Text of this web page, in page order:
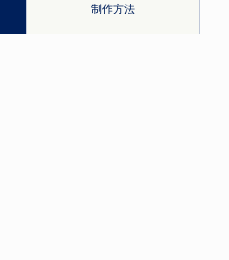
制作方法